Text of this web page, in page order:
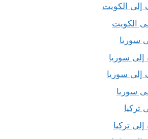
إلى الكويت
الكويت
سوريا
سوريا
إلى سوريا
سوريا
تركيا
تركيا